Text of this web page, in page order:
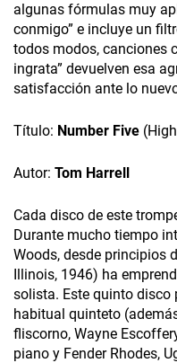
algunas fórmulas muy
conmigo” e incluye un
todos modos, canciones
ingrata” devuelven esa
satisfacción ante lo
Título: Number Five
Autor: Tom Harrell
Cada disco de este
Durante mucho tiempo
Woods, desde principios
Illinois, 1946) ha
solista. Este quinto disco
habitual quinteto
fliscorno, Wayne
piano y Fender Rhodes,